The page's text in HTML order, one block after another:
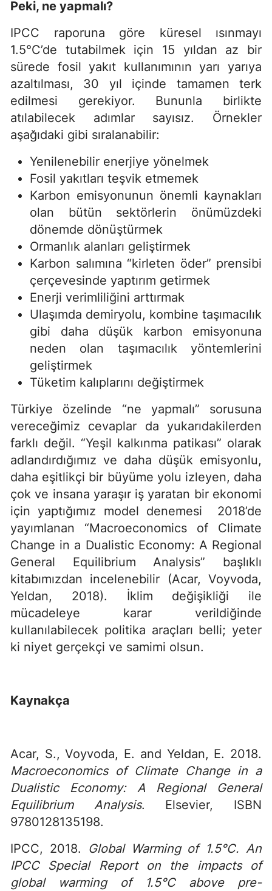
Peki, ne yapmalı?
IPCC raporuna göre küresel ısınmayı
1.5°C’de tutabilmek için 15 yıldan az bir
sürede fosil yakıt kullanımının yarı yarıya
azaltılması, 30 yıl içinde tamamen terk
edilmesi gerekiyor. Bununla birlikte
atılabilecek adımlar sayısız. Örnekler
aşağıdaki gibi sıralanabilir:
Yenilenebilir enerjiye yönelmek
Fosil yakıtları teşvik etmemek
Karbon emisyonunun önemli kaynakları
olan bütün sektörlerin önümüzdeki
dönemde dönüştürmek
Ormanlık alanları geliştirmek
Karbon salımına “kirleten öder” prensibi
çerçevesinde yaptırım getirmek
Enerji verimliliğini arttırmak
Ulaşımda demiryolu, kombine taşımacılık
gibi daha düşük karbon emisyonuna
neden olan taşımacılık yöntemlerini
geliştirmek
Tüketim kalıplarını değiştirmek
Türkiye özelinde “ne yapmalı” sorusuna
vereceğimiz cevaplar da yukarıdakilerden
farklı değil. “Yeşil kalkınma patikası” olarak
adlandırdığımız ve daha düşük emisyonlu,
daha eşitlikçi bir büyüme yolu izleyen, daha
çok ve insana yaraşır iş yaratan bir ekonomi
için yaptığımız model denemesi 2018’de
yayımlanan “Macroeconomics of Climate
Change in a Dualistic Economy: A Regional
General Equilibrium Analysis” başlıklı
kitabımızdan incelenebilir (Acar, Voyvoda,
Yeldan, 2018). İklim değişikliği ile
mücadeleye karar verildiğinde
kullanılabilecek politika araçları belli; yeter
ki niyet gerçekçi ve samimi olsun.
Kaynakça
Acar, S., Voyvoda, E. and Yeldan, E. 2018.
Macroeconomics of Climate Change in a
Dualistic Economy: A Regional General
Equilibrium Analysis. Elsevier, ISBN
9780128135198.
IPCC, 2018. Global Warming of 1.5°C. An
IPCC Special Report on the impacts of
global warming of 1.5°C above pre-